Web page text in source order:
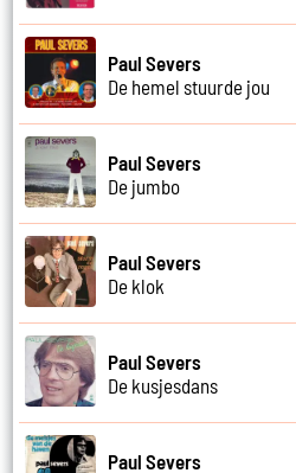
Paul Severs
De hemel stuurde jou
Paul Severs
De jumbo
Paul Severs
De klok
Paul Severs
De kusjesdans
Paul Severs